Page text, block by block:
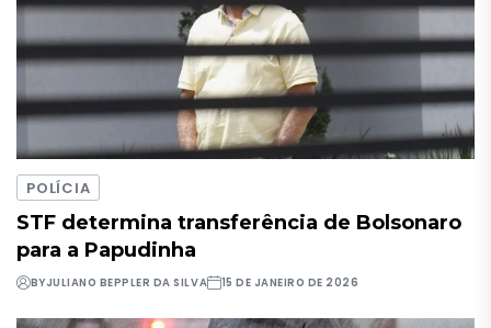
POLÍCIA
STF determina transferência de Bolsonaro
para a Papudinha
BYJULIANO BEPPLER DA SILVA 15 DE JANEIRO DE 2026